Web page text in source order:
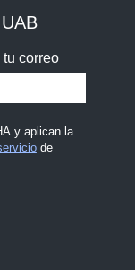
correo
y aplican la
de